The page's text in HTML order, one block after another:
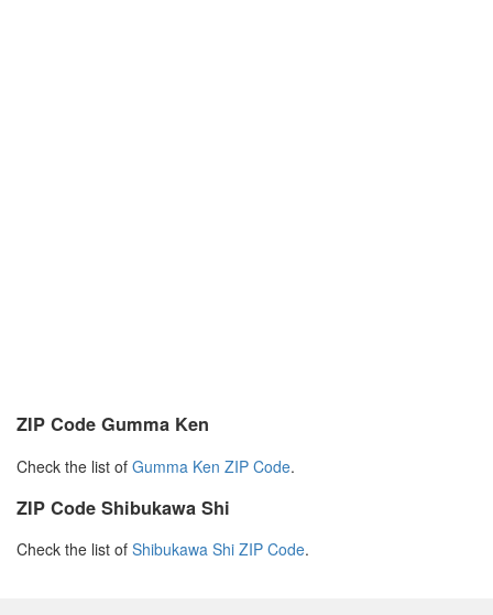
ZIP Code Gumma Ken
Check the list of Gumma Ken ZIP Code.
ZIP Code Shibukawa Shi
Check the list of Shibukawa Shi ZIP Code.